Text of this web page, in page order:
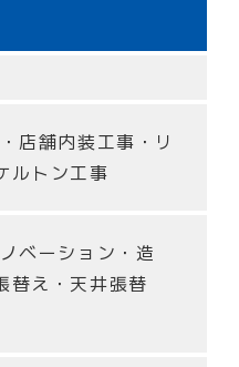
店舗内装工事・リ
ルトン工事
ベーション・造
替え・天井張替